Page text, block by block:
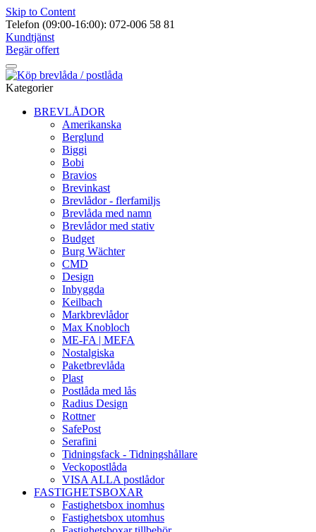
Skip to Content
Telefon (09:00-16:00): 072-006 58 81
Kundtjänst
Begär offert
Kategorier
BREVLÅDOR
Amerikanska
Berglund
Biggi
Bobi
Bravios
Brevinkast
Brevlådor - flerfamiljs
Brevlåda med namn
Brevlådor med stativ
Budget
Burg Wächter
CMD
Design
Inbyggda
Keilbach
Markbrevlådor
Max Knobloch
ME-FA | MEFA
Nostalgiska
Paketbrevlåda
Plast
Postlåda med lås
Radius Design
Rottner
SafePost
Serafini
Tidningsfack - Tidningshållare
Veckopostlåda
VISA ALLA postlådor
FASTIGHETSBOXAR
Fastighetsbox inomhus
Fastighetsbox utomhus